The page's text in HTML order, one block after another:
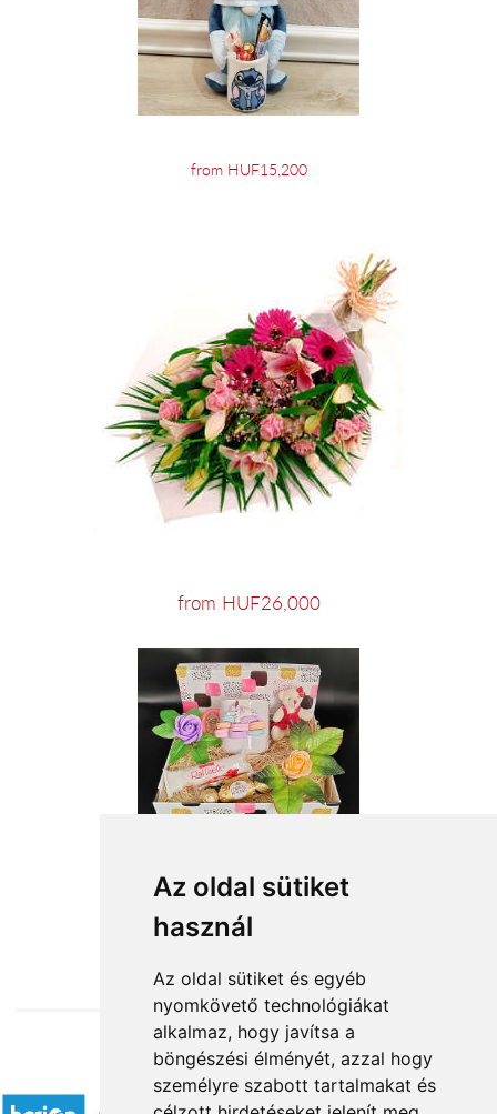
Az oldal sütiket
használ
Az oldal sütiket és egyéb
nyomkövető technológiákat
alkalmaz, hogy javítsa a
böngészési élményét, azzal hogy
személyre szabott tartalmakat és
from HUF15,200
from HUF26,000
from HUF17,360
Accepted payment methods